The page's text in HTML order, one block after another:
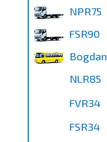
NPR75
FSR90
Bogdan
NLR85
FVR34
FSR34